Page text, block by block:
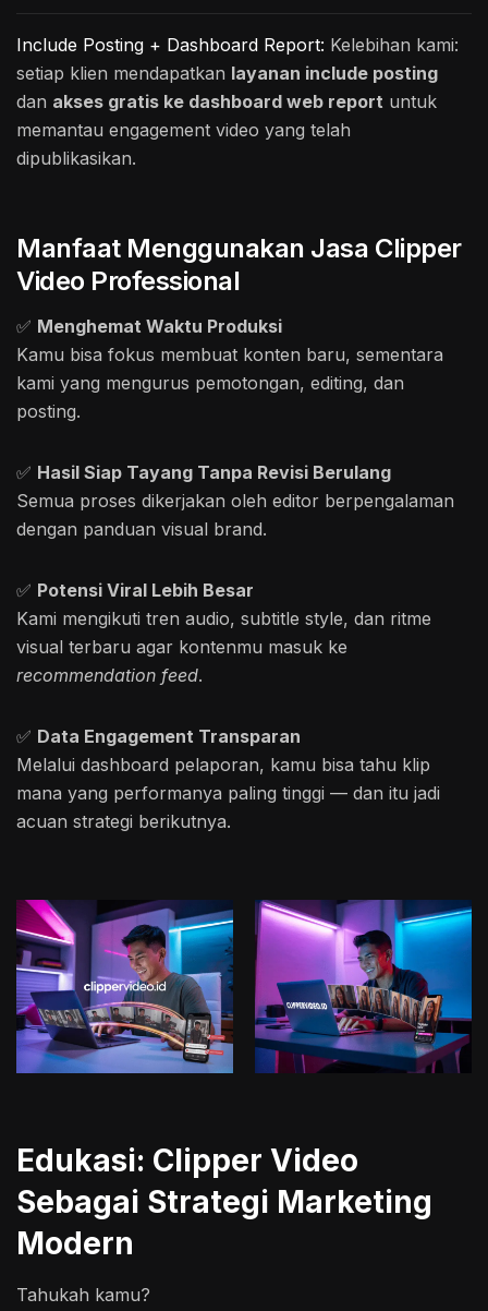
Include Posting + Dashboard Report: Kelebihan kami:
setiap klien mendapatkan layanan include posting
dan akses gratis ke dashboard web report untuk
memantau engagement video yang telah
dipublikasikan.
Manfaat Menggunakan Jasa Clipper
Video Professional
✅ Menghemat Waktu Produksi
Kamu bisa fokus membuat konten baru, sementara
kami yang mengurus pemotongan, editing, dan
posting.
✅ Hasil Siap Tayang Tanpa Revisi Berulang
Semua proses dikerjakan oleh editor berpengalaman
dengan panduan visual brand.
✅ Potensi Viral Lebih Besar
Kami mengikuti tren audio, subtitle style, dan ritme
visual terbaru agar kontenmu masuk ke
recommendation feed.
✅ Data Engagement Transparan
Melalui dashboard pelaporan, kamu bisa tahu klip
mana yang performanya paling tinggi — dan itu jadi
acuan strategi berikutnya.
Edukasi: Clipper Video
Sebagai Strategi Marketing
Modern
Tahukah kamu?